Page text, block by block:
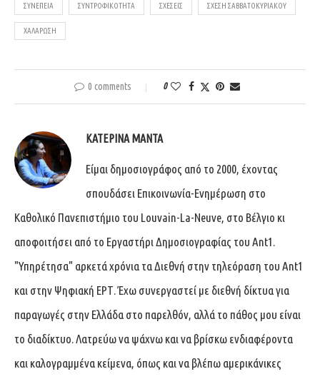
ΣΥΝΈΠΕΙΑ ΣΥΝΤΡΟΦΙΚΌΤΗΤΑ ΣΧΈΣΕΙΣ ΣΧΈΣΗ ΣΑΒΒΑΤΟΚΎΡΙΑΚΟΥ
ΧΑΛΆΡΩΣΗ
0 comments 0
ΚΑΤΕΡΊΝΑ ΜΑΝΤΆ
Είμαι δημοσιογράφος από το 2000, έχοντας
σπουδάσει Επικοινωνία-Ενημέρωση στο
Καθολικό Πανεπιστήμιο του Louvain-La-Neuve, στο Βέλγιο κι
αποφοιτήσει από το Εργαστήρι Δημοσιογραφίας του Ant1.
"Υπηρέτησα" αρκετά χρόνια τα Διεθνή στην τηλεόραση του Ant1
και στην Ψηφιακή ΕΡΤ. Έχω συνεργαστεί με διεθνή δίκτυα για
παραγωγές στην Ελλάδα στο παρελθόν, αλλά το πάθος μου είναι
το διαδίκτυο. Λατρεύω να ψάχνω και να βρίσκω ενδιαφέροντα
και καλογραμμένα κείμενα, όπως και να βλέπω αμερικάνικες